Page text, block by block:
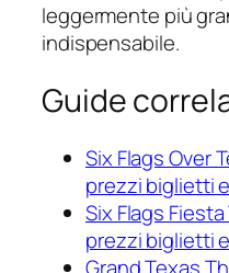
leggermente più
indispensabile.
Guide
Six Flags Over
prezzi biglietti
Six Flags
prezzi biglietti
Grand Texas